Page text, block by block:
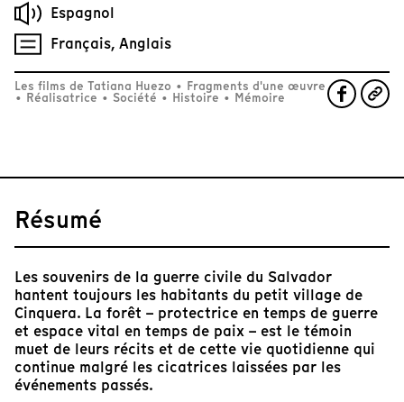
Espagnol
Français, Anglais
Les films de Tatiana Huezo • Fragments d'une œuvre
• Réalisatrice • Société • Histoire • Mémoire
Résumé
Les souvenirs de la guerre civile du Salvador
hantent toujours les habitants du petit village de
Cinquera. La forêt – protectrice en temps de guerre
et espace vital en temps de paix – est le témoin
muet de leurs récits et de cette vie quotidienne qui
continue malgré les cicatrices laissées par les
événements passés.